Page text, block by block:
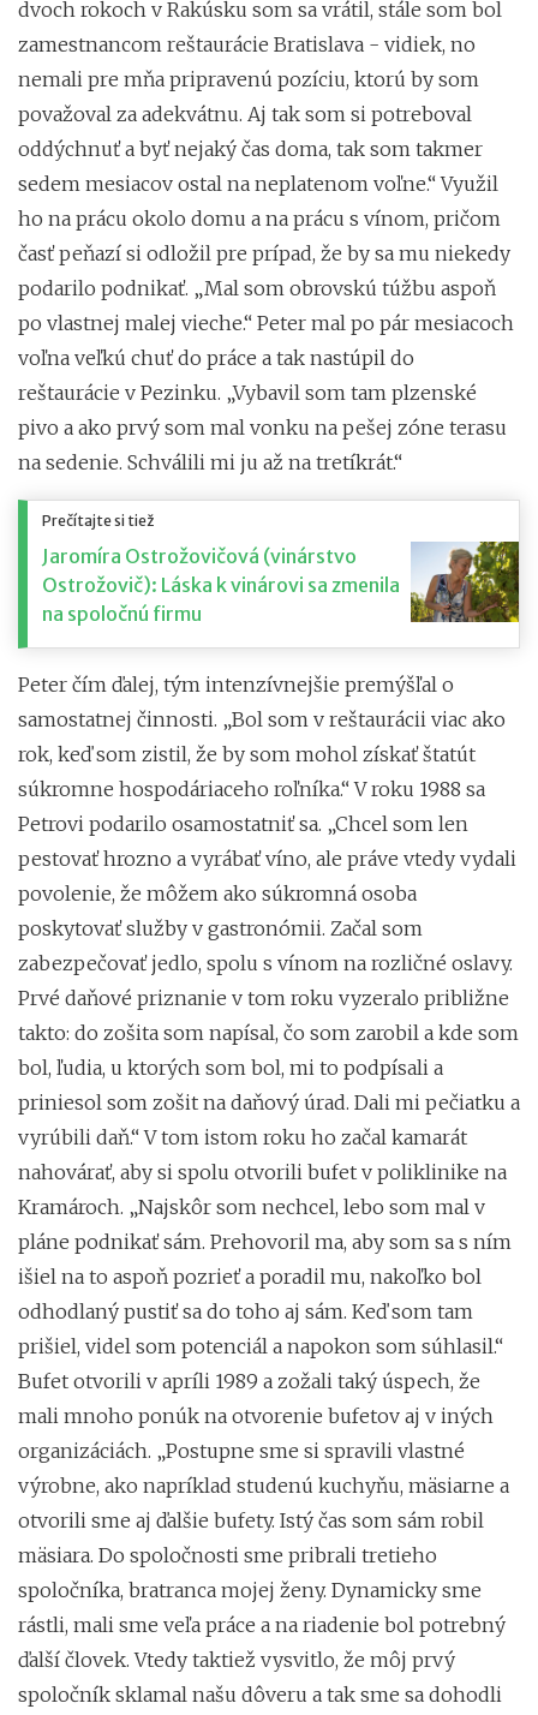
dvoch rokoch v Rakúsku som sa vrátil, stále som bol
zamestnancom reštaurácie Bratislava - vidiek, no
nemali pre mňa pripravenú pozíciu, ktorú by som
považoval za adekvátnu. Aj tak som si potreboval
oddýchnuť a byť nejaký čas doma, tak som takmer
sedem mesiacov ostal na neplatenom voľne.“ Využil
ho na prácu okolo domu a na prácu s vínom, pričom
časť peňazí si odložil pre prípad, že by sa mu niekedy
podarilo podnikať. „Mal som obrovskú túžbu aspoň
po vlastnej malej vieche.“ Peter mal po pár mesiacoch
voľna veľkú chuť do práce a tak nastúpil do
reštaurácie v Pezinku. „Vybavil som tam plzenské
pivo a ako prvý som mal vonku na pešej zóne terasu
na sedenie. Schválili mi ju až na tretíkrát.“
Prečítajte si tiež
Jaromíra Ostrožovičová (vinárstvo
Ostrožovič): Láska k vinárovi sa zmenila
na spoločnú firmu
Peter čím ďalej, tým intenzívnejšie premýšľal o
samostatnej činnosti. „Bol som v reštaurácii viac ako
rok, keď som zistil, že by som mohol získať štatút
súkromne hospodáriaceho roľníka.“ V roku 1988 sa
Petrovi podarilo osamostatniť sa. „Chcel som len
pestovať hrozno a vyrábať víno, ale práve vtedy vydali
povolenie, že môžem ako súkromná osoba
poskytovať služby v gastronómii. Začal som
zabezpečovať jedlo, spolu s vínom na rozličné oslavy.
Prvé daňové priznanie v tom roku vyzeralo približne
takto: do zošita som napísal, čo som zarobil a kde som
bol, ľudia, u ktorých som bol, mi to podpísali a
priniesol som zošit na daňový úrad. Dali mi pečiatku a
vyrúbili daň.“ V tom istom roku ho začal kamarát
nahovárať, aby si spolu otvorili bufet v poliklinike na
Kramároch. „Najskôr som nechcel, lebo som mal v
pláne podnikať sám. Prehovoril ma, aby som sa s ním
išiel na to aspoň pozrieť a poradil mu, nakoľko bol
odhodlaný pustiť sa do toho aj sám. Keď som tam
prišiel, videl som potenciál a napokon som súhlasil.“
Bufet otvorili v apríli 1989 a zožali taký úspech, že
mali mnoho ponúk na otvorenie bufetov aj v iných
organizáciách. „Postupne sme si spravili vlastné
výrobne, ako napríklad studenú kuchyňu, mäsiarne a
otvorili sme aj ďalšie bufety. Istý čas som sám robil
mäsiara. Do spoločnosti sme pribrali tretieho
spoločníka, bratranca mojej ženy. Dynamicky sme
rástli, mali sme veľa práce a na riadenie bol potrebný
ďalší človek. Vtedy taktiež vysvitlo, že môj prvý
spoločník sklamal našu dôveru a tak sme sa dohodli